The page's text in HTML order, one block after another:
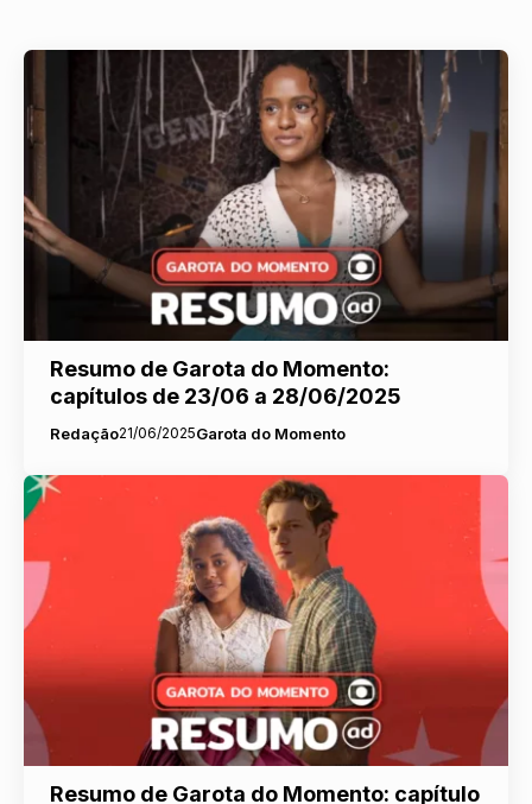
Resumo de Garota do Momento:
capítulos de 23/06 a 28/06/2025
Redação21/06/2025Garota do Momento
Resumo de Garota do Momento: capítulo